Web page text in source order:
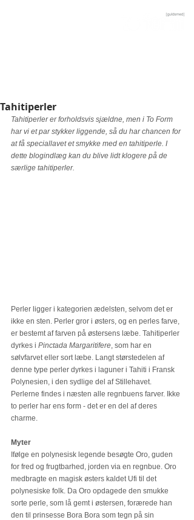
Tahitiperler
Tahitiperler er forholdsvis sjældne, men i To Form
har vi et par stykker liggende, så du har chancen for
at få speciallavet et smykke med en tahitiperle. I
dette blogindlæg kan du blive lidt klogere på de
særlige tahitiperler.
Perler ligger i kategorien ædelsten, selvom det er
ikke en sten. Perler gror i østers, og en perles farve,
er bestemt af farven på østersens læbe. Tahitiperler
dyrkes i Pinctada Margaritifere , som har en
sølvfarvet eller sort læbe. Langt størstedelen af
denne type perler dyrkes i laguner i Tahiti i Fransk
Polynesien, i den sydlige del af Stillehavet.
Perlerne findes i næsten alle regnbuens farver. Ikke
to perler har ens form - det er en del af deres
charme.
Myter
Ifølge en polynesisk legende besøgte Oro, guden
for fred og frugtbarhed, jorden via en regnbue. Oro
medbragte en magisk østers kaldet Ufi til det
polynesiske folk. Da Oro opdagede den smukke
sorte perle, som lå gemt i østersen, forærede han
den til prinsesse Bora Bora som tegn på sin